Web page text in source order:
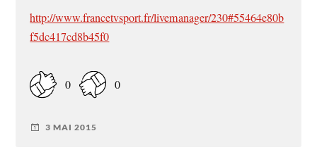
http://www.francetvsport.fr/livemanager/230#55464e80b
f5dc417cd8b45f0
0 0
3 MAI 2015